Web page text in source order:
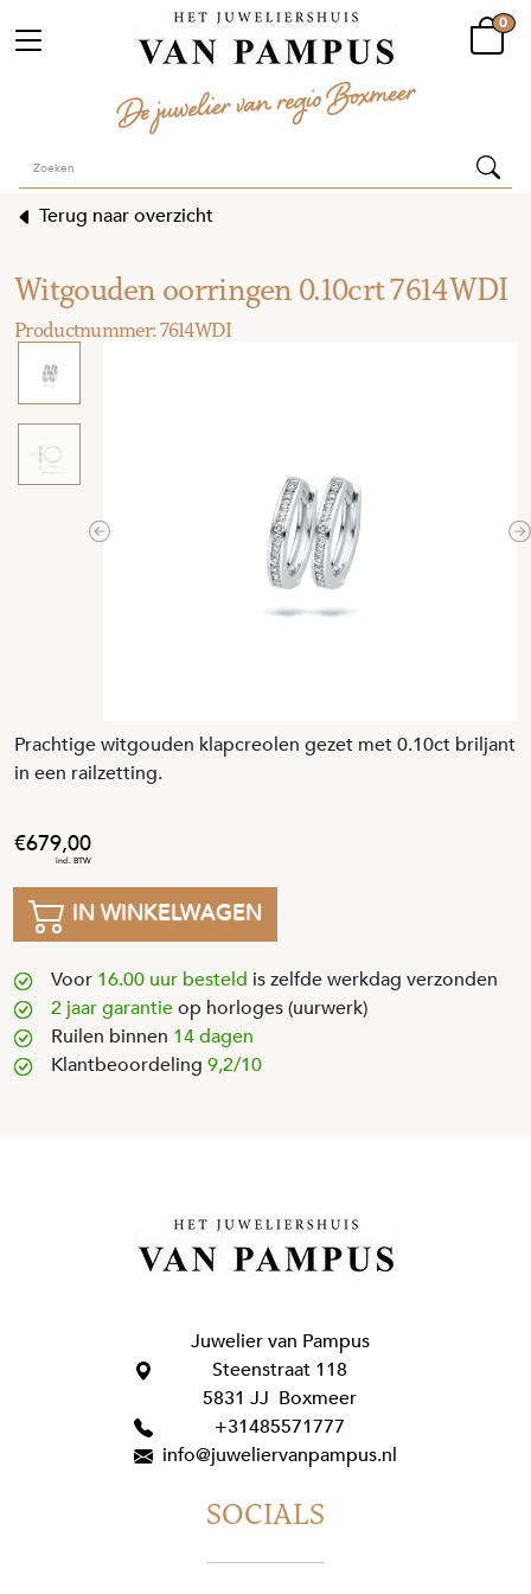
0
Terug naar overzicht
Witgouden oorringen 0.10crt 7614WDI
Previous
Prachtige witgouden klapcreolen gezet met 0.10ct briljant
in een railzetting.
679,00
IN WINKELWAGEN
Voor 16.00 uur besteld is zelfde werkdag verzonden
2 jaar garantieop horloges (uurwerk)
Ruilen binnen 14 dagen
Klantbeoordeling 9,2/10
Juwelier van Pampus
Steenstraat 118
5831 JJ Boxmeer
+31485571777
info@juweliervanpampus.nl
SOCIALS